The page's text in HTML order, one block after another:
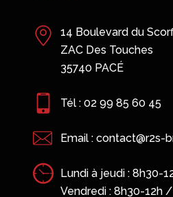
13 B rue Claude
35400 SAINT-MALO
Tél : 02 23 18 56 89
Email : contact@r2s-
Lundi à jeudi : 8h30-
Vendredi : 8h30-12h